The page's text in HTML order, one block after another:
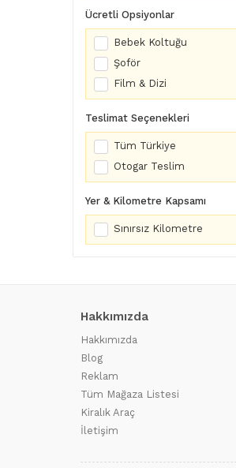
Ücretli Opsiyonlar
Bebek Koltuğu
Şoför
Film & Dizi
Teslimat Seçenekleri
Tüm Türkiye
Otogar Teslim
Yer & Kilometre Kapsamı
Sınırsız Kilometre
Hakkımızda
Hakkımızda
Blog
Reklam
Tüm Mağaza Listesi
Kiralık Araç
İletişim